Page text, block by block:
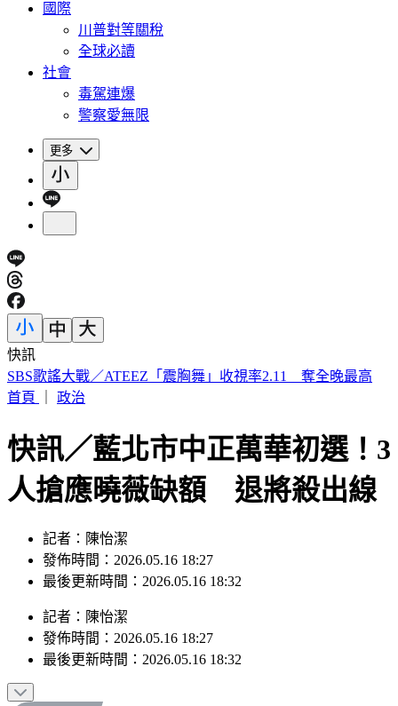
國際
川普對等關稅
全球必讀
社會
毒駕連爆
警察愛無限
更多
快訊
快訊／淡水國中生戲水遭大浪捲走 海巡急救援
首頁
政治
快訊／藍北市中正萬華初選！3
人搶應曉薇缺額 退將殺出線
記者：陳怡潔
發佈時間：2026.05.16 18:27
最後更新時間：2026.05.16 18:32
記者 ： 陳怡潔
發佈時間： 2026.05.16 18:27
最後更新時間： 2026.05.16 18:32